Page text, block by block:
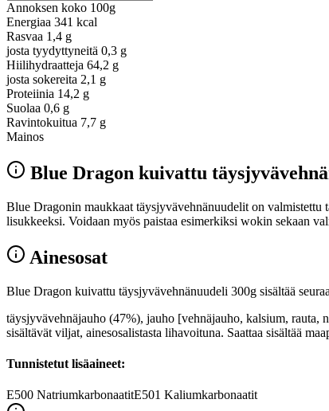
Annoksen koko 100g
Energiaa 341 kcal
Rasvaa 1,4 g
josta tyydyttyneitä 0,3 g
Hiilihydraatteja 64,2 g
josta sokereita 2,1 g
Proteiinia 14,2 g
Suolaa 0,6 g
Ravintokuitua 7,7 g
Mainos
Blue Dragon kuivattu
Blue Dragonin maukkaat täysjyvävehnänuudelit on
lisukkeeksi. Voidaan myös paistaa esimerkiksi wokin sekaan
Ainesosat
Blue Dragon kuivattu täysjyvävehnänuudeli 300g sisältää
täysjyvävehnäjauho (47%), jauho [vehnäjauho, kalsium,
sisältävät viljat, ainesosalistasta lihavoituna. Saattaa sisältää
Tunnistetut lisäaineet:
E500 NatriumkarbonaatitE501 Kaliumkarbonaatit